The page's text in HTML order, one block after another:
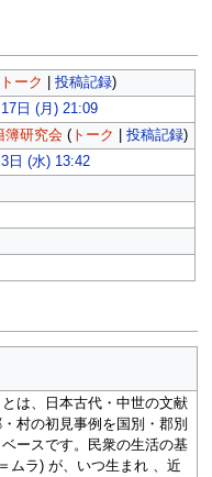
トーク 投稿記録)
日 (月) 21:09
簿研究会 (トーク 投稿記録)
日 (水) 13:42
とは、日本古代・中世の文献
村の初見事例を国別・郡別
ースです。民衆の生活の基
ムラ) が、いつ生まれ 、近